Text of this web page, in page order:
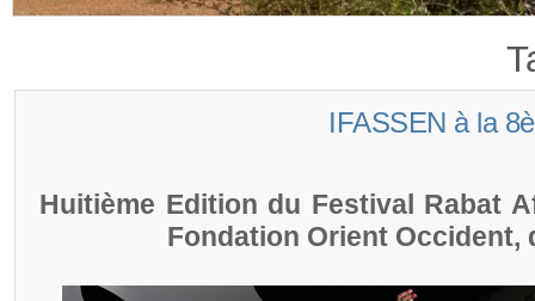
IFASSEN à la
Huitième Edition du Festival Rabat
Fondation Orient